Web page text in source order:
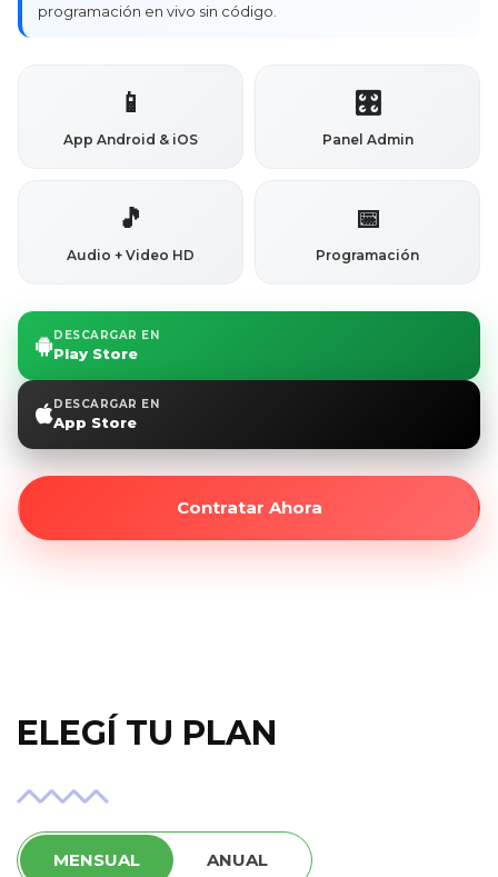
programación en vivo sin código.
📱
App Android & iOS
🎛
Panel Admin
🎵
Audio + Video HD
📅
Programación
DESCARGAR EN
Play Store
DESCARGAR EN
App Store
Contratar Ahora
ELEGÍ TU PLAN
MENSUAL ANUAL